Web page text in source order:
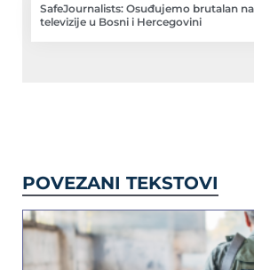
SafeJournalists: Osuđujemo brutalan
televizije u Bosni i Hercegovini
POVEZANI TEKSTOVI